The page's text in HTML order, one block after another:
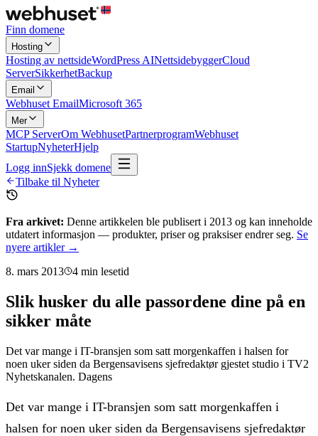
Finn domene
Hosting
Hosting av nettsideWordPress AINettsidebyggerCloud
ServerSikkerhetBackup
Email
Webhuset EmailMicrosoft 365
Mer
MCP ServerOm WebhusetPartnerprogramWebhuset
StartupNyheterHjelp
Logg innSjekk domene
Tilbake til Nyheter
Fra arkivet: Denne artikkelen ble publisert i 2013 og kan inneholde
utdatert informasjon — produkter, priser og praksiser endrer seg. Se
nyere artikler →
8. mars 2013
4 min lesetid
Slik husker du alle passordene dine på en
sikker måte
Det var mange i IT-bransjen som satt morgenkaffen i halsen for
noen uker siden da Bergensavisens sjefredaktør gjestet studio i TV2
Nyhetskanalen. Dagens
Det var mange i IT-bransjen som satt morgenkaffen i
halsen for noen uker siden da Bergensavisens sjefredaktør